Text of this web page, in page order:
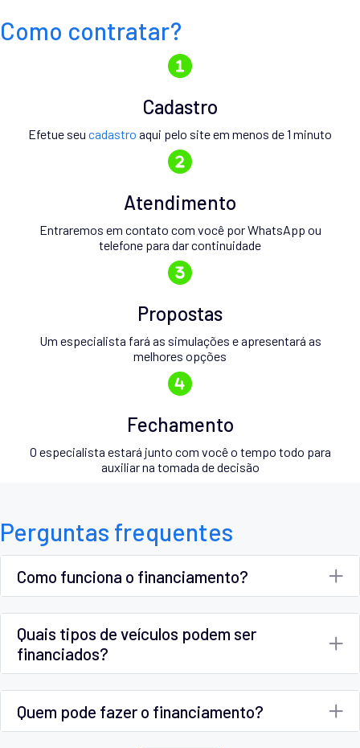
Como contratar?
Cadastro
Efetue seu cadastro aqui pelo site em menos de 1 minuto
Atendimento
Entraremos em contato com você por WhatsApp ou
telefone para dar continuidade
Propostas
Um especialista fará as simulações e apresentará as
melhores opções
Fechamento
O especialista estará junto com você o tempo todo para
auxiliar na tomada de decisão
Perguntas frequentes
Como funciona o financiamento?
Quais tipos de veículos podem ser
financiados?
Quem pode fazer o financiamento?